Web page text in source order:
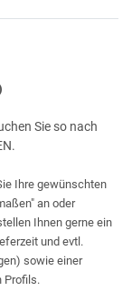
Sie so nach
Ihre gewünschten
an oder
Ihnen gerne ein
und evtl.
sowie einer
Profils.